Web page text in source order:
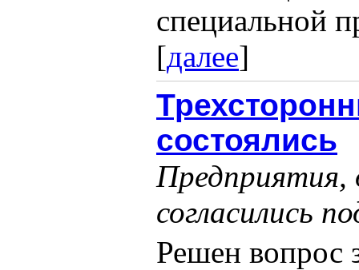
специальной
[далее]
состоялись
Предприятия,
согласились
Решен вопрос